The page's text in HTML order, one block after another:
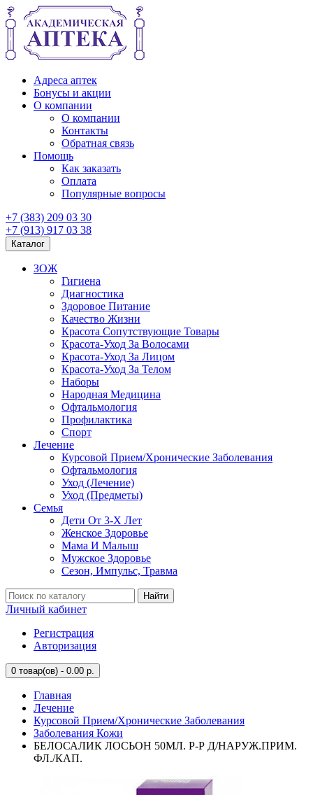
Адреса аптек
Бонусы и акции
О компании
О компании
Контакты
Обратная связь
Помощь
Как заказать
Оплата
Популярные вопросы
+7 (383) 209 03 30
+7 (913) 917 03 38
Каталог
ЗОЖ
Гигиена
Диагностика
Здоровое Питание
Качество Жизни
Красота Сопутствующие Товары
Красота-Уход За Волосами
Красота-Уход За Лицом
Красота-Уход За Телом
Наборы
Народная Медицина
Офтальмология
Профилактика
Спорт
Лечение
Курсовой Прием/Хронические Заболевания
Офтальмология
Уход (Лечение)
Уход (Предметы)
Семья
Дети От 3-Х Лет
Женское Здоровье
Мама И Малыш
Мужское Здоровье
Сезон, Импульс, Травма
Найти
Личный кабинет
Регистрация
Авторизация
0 товар(ов) - 0.00 р.
Главная
Лечение
Курсовой Прием/Хронические Заболевания
Заболевания Кожи
БЕЛОСАЛИК ЛОСЬОН 50МЛ. Р-Р Д/НАРУЖ.ПРИМ.
ФЛ./КАП.